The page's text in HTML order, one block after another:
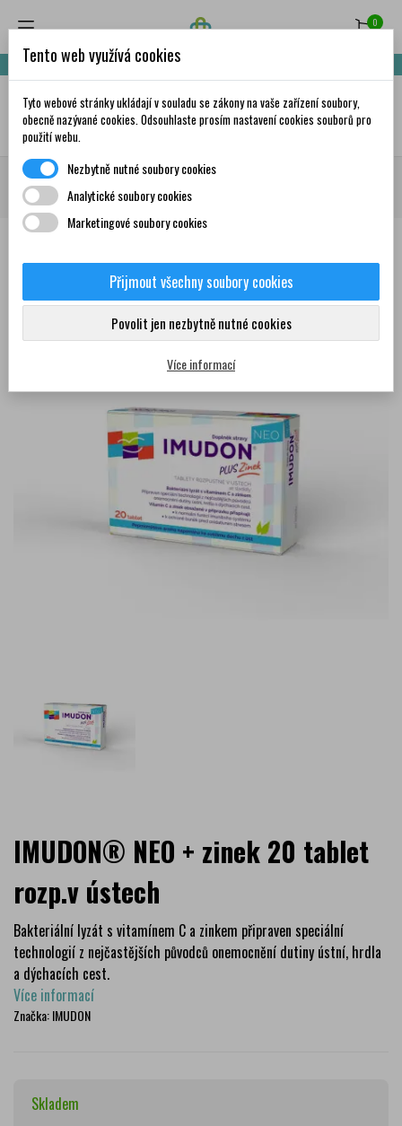
0
Nakupte za 999,- Kč a získáte dopravu zdarma!
✦AI
Domů Doplňky stravy a vitamíny Imunita
nukleotidy
IMUDON® NEO + zinek 20 tablet rozp.v ústech
IMUDON® NEO + zinek 20 tablet
rozp.v ústech
Bakteriální lyzát s vitamínem C a zinkem připraven speciální
technologií z nejčastějších původců onemocnění dutiny ústní, hrdla
a dýchacích cest.
Více informací
Značka:IMUDON
Skladem
Tento web využívá cookies
Tyto webové stránky ukládají v souladu se zákony na vaše zařízení soubory,
obecně nazývané cookies. Odsouhlaste prosím nastavení cookies souborů pro
použití webu.
Nezbytně nutné soubory cookies
Analytické soubory cookies
Marketingové soubory cookies
Přijmout všechny soubory cookies
Povolit jen nezbytně nutné cookies
Více informací